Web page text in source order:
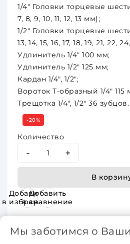
1/4" Головки торцевые
7, 8, 9, 10, 11, 12, 13 мм);
1/2" Головки торцевые
13, 14, 15, 16, 17, 18, 19, 21, 22,
Удлинитель 1/4" 100 мм;
Удлинитель 1/2" 125 мм;
Кардан 1/4", 1/2";
Вороток T-образный 1/4" 115
Трещотка 1/4", 1/2" 36 зубцов.
-20%
Количество
- +
В
Добавить
в избранное
Добавить
в сравнение
Мы заботимся о